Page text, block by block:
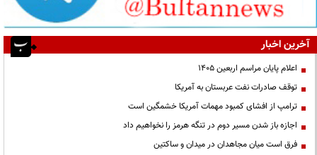
آخرین اخبار
اعلام پایان مراسم اربعین ۱۴۰۵
توقف صادرات نفت عربستان به آمریکا
ترامپ از افشای کمبود مهمات آمریکا خشمگین است
اجازه باز شدن مسیر دوم در تنگه هرمز را نخواهیم داد
فرق است میان مجاهدان در میدان و ساکتین